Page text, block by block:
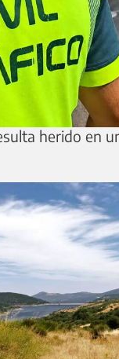
herido en